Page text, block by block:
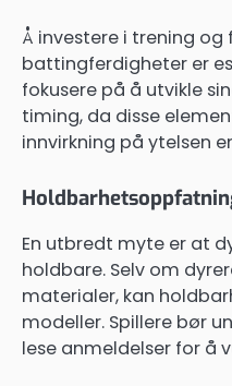
Å investere i trening og
battingferdigheter er
fokusere på å utvikle
timing, da disse
innvirkning på ytelsen
En utbredt myte er at
holdbare. Selv om
materialer, kan
modeller. Spillere bør
lese anmeldelser for å